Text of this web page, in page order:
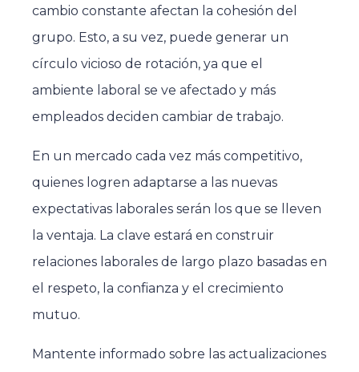
cambio constante afectan la cohesión del
grupo. Esto, a su vez, puede generar un
círculo vicioso de rotación, ya que el
ambiente laboral se ve afectado y más
empleados deciden cambiar de trabajo.
En un mercado cada vez más competitivo,
quienes logren adaptarse a las nuevas
expectativas laborales serán los que se lleven
la ventaja. La clave estará en construir
relaciones laborales de largo plazo basadas en
el respeto, la confianza y el crecimiento
mutuo.
Mantente informado sobre las actualizaciones